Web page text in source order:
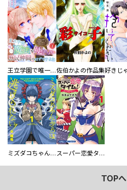
王立学園で唯一魔法が使えない庶民仲間のはずですよね～実は王子様で私を溺愛しているなんて告白はやめてください～佐伯かよの作品集
ミズダコちゃんからは逃げられない！ スーパー恋愛タイム！～現場でドＳな彼女は自宅でデレる～
TOPへ